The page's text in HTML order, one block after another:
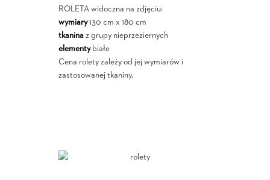
ROLETA widoczna na zdjęciu:
wymiary130 cm x 180 cm
tkaninaz grupy nieprzeziernych
elementybiałe
Cena rolety zależy od jej wymiarów i
zastosowanej tkaniny.